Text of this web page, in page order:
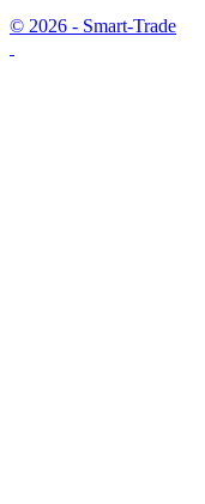
© 2026 - Smart-Trade